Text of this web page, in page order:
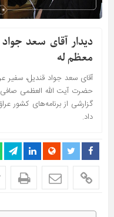
دیدار آقای سعد
معظم له
آقای سعد جواد قندیل، سفیر
حضرت آیت‌ الله العظمی صافی
گزارشی از برنامه‌های کشور
داد.